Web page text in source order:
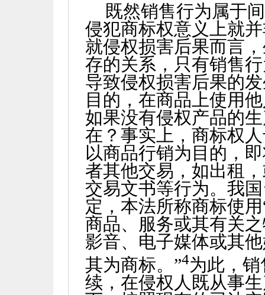
既然销售行为属于
侵犯商标权意义上就
就侵权损害后果而言
存的关系，只有销售
导致侵权损害后果的
目的，在商品上使用
如果没有侵权产品的
在？事实上，商标权
以商品行销为目的，
者其他交易，如出租
交易文书等行为。我
定，本法所称商标使
商品、服务或其有关
影音、电子媒体或其
其为商标。”4为此，
续，在侵权人既从事